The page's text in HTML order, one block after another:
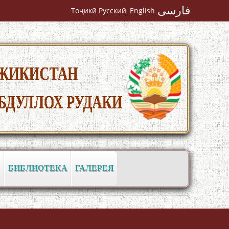
Тоҷикӣ Русский English فارسی
БИБЛИОТЕКА ГАЛЕРЕЯ
به عبارت دیگر: گفتگو با مومن قناعت
Mumin Qanoat
Қаноат\Meeting of young talents with
Mumyin Kanoat